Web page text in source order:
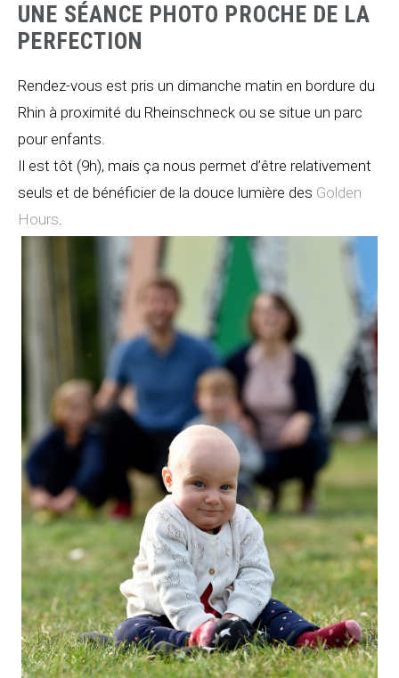
UNE SÉANCE PHOTO PROCHE DE LA
PERFECTION
Rendez-vous est pris un dimanche matin en bordure du
Rhin à proximité du Rheinschneck ou se situe un parc
pour enfants.
Il est tôt (9h), mais ça nous permet d’être relativement
seuls et de bénéficier de la douce lumière des Golden
Hours.